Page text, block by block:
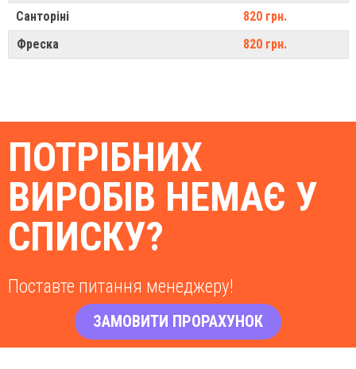
Санторіні
820 грн.
Фреска
820 грн.
ПОТРІБНИХ
ВИРОБІВ НЕМАЄ У
СПИСКУ?
Поставте питання менеджеру!
ЗАМОВИТИ ПРОРАХУНОК